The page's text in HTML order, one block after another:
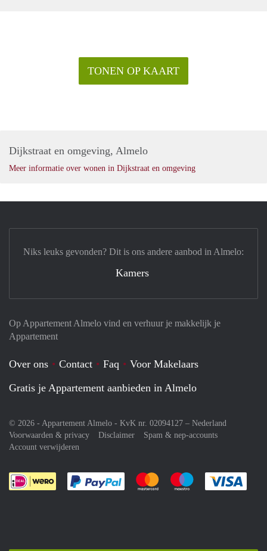
TONEN OP KAART
Dijkstraat en omgeving, Almelo
Meer informatie over wonen in Dijkstraat en omgeving
Op Appartement Almelo vind en verhuur je makkelijk je
Appartement
Over ons Contact Faq
Voor Makelaars
Gratis je Appartement aanbieden in Almelo
© 2026 - Appartement Almelo - KvK nr. 02094127 – Nederland
Voorwaarden & privacy
Disclaimer
Spam & nep-accounts
Account verwijderen
Je rekent gemakkelijk af met Paypal
Je rekent gemakkelijk af met
Je rekent
Niks leuks gevonden? Dit is ons andere aanbod in Almelo:
Kamers